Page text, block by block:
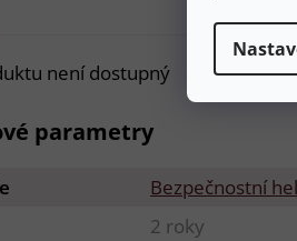
není dostupný
parametry
Bezpečnostní
2 roky